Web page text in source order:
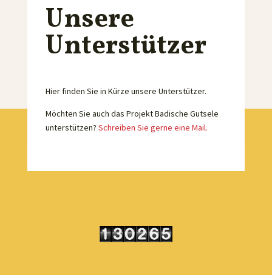
Unsere
Unterstützer
Hier finden Sie in Kürze unsere Unterstützer.
Möchten Sie auch das Projekt Badische Gutsele
unterstützen? Schreiben Sie gerne eine Mail.